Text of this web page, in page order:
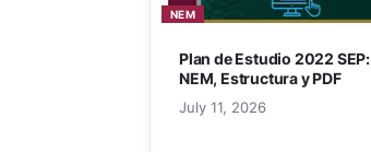
NEM
Plan de Estudio 2022 SEP:
NEM, Estructura y PDF
July 11, 2026